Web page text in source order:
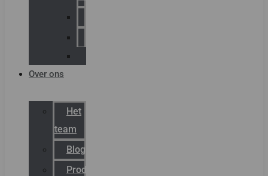
Over ons
Het
team
Blog
Productnieuws